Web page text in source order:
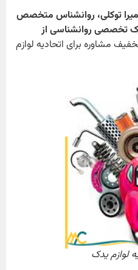
توکلی، روانشناس متخصص
تخصصی روانشناسی از
مشاوره برای اتحادیه لوازم
لوازم یدک